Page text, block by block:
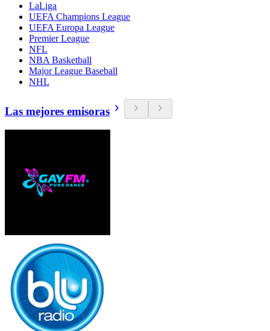
LaLiga
UEFA Champions League
UEFA Europa League
Premier League
NFL
NBA Basketball
Major League Baseball
NHL
Las mejores emisoras